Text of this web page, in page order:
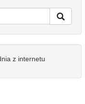
z internetu